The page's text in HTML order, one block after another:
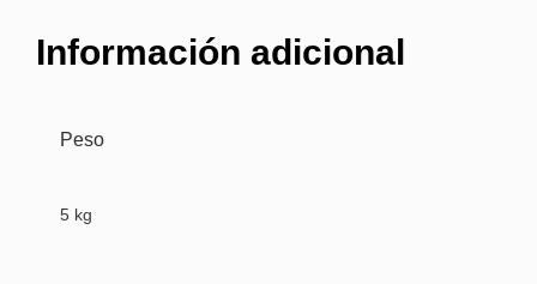
Información adicional
Peso
5 kg